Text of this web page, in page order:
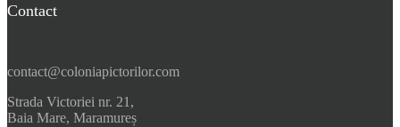
Contact
contact@coloniapictorilor.com
Strada Victoriei nr. 21,
Baia Mare, Maramureș